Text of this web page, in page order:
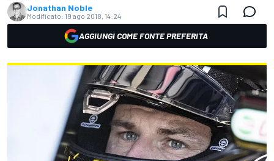
Jonathan Noble
Modificato: 19 ago 2018, 14:24
AGGIUNGI COME FONTE PREFERITA